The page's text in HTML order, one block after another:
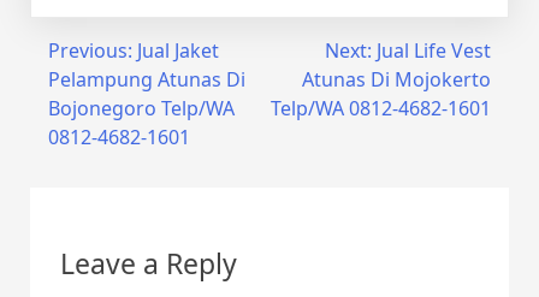
Post
navigation
Previous: Jual Jaket
Pelampung Atunas Di
Bojonegoro Telp/WA
0812-4682-1601
Next: Jual Life Vest
Atunas Di Mojokerto
Telp/WA 0812-4682-1601
Leave a Reply